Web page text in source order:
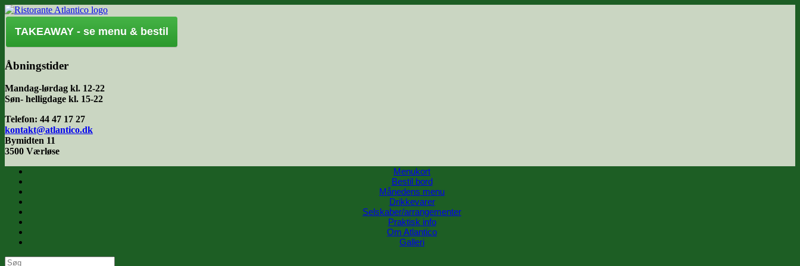
Gå
til
indhold
TAKEAWAY - se menu & bestil
Åbningstider
Mandag-lørdag kl. 12-22
Søn- helligdage kl. 15-22
Telefon: 44 47 17 27
kontakt@atlantico.dk
Bymidten 11
3500 Værløse
Menukort
Bestil bord
Månedens menu
Drikkevarer
Selskaber/arrangementer
Praktisk info
Om Atlantico
Galleri
Søg